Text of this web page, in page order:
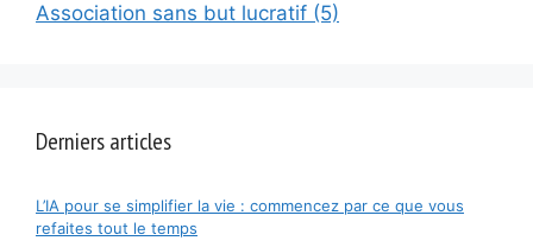
Association sans but lucratif (5)
Derniers articles
L’IA pour se simplifier la vie : commencez par ce que vous
refaites tout le temps